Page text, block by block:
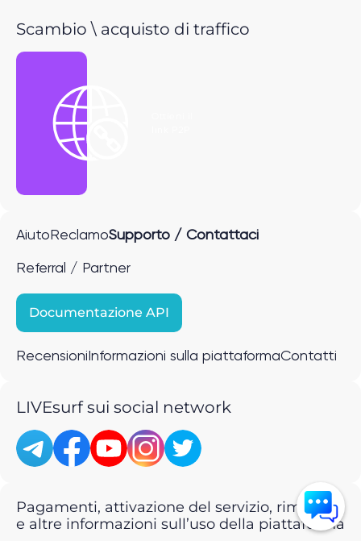
Scambio \ acquisto di traffico
Aiuto ReclamoSupporto / Contattaci
Referral / Partner
Documentazione API
Recensioni Informazioni sulla piattaformaContatti
LIVEsurf sui social network
Pagamenti, attivazione del servizio, rimborsi
e altre informazioni sull’uso della piattaforma